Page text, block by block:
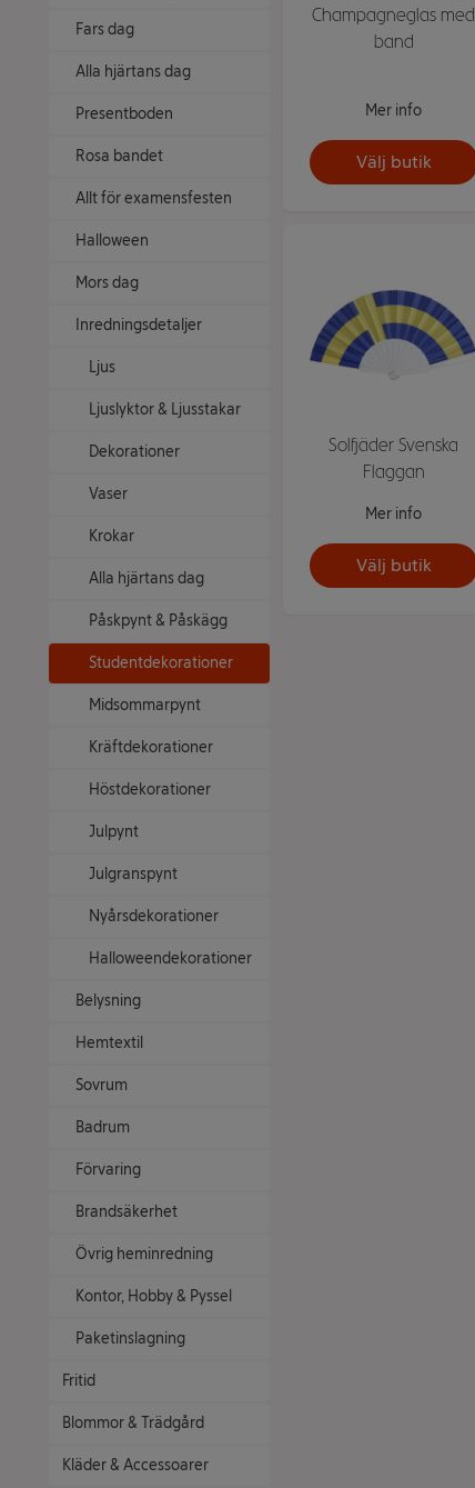
Fars dag
Alla hjärtans dag
Presentboden
Rosa bandet
Allt för examensfesten
Halloween
Mors dag
Inredningsdetaljer
Ljus
Ljuslyktor & Ljusstakar
Dekorationer
Vaser
Krokar
Alla hjärtans dag
Påskpynt & Påskägg
Studentdekorationer
Midsommarpynt
Kräftdekorationer
Höstdekorationer
Julpynt
Julgranspynt
Nyårsdekorationer
Halloweendekorationer
Belysning
Hemtextil
Sovrum
Badrum
Förvaring
Brandsäkerhet
Övrig heminredning
Kontor, Hobby & Pyssel
Paketinslagning
Fritid
Blommor & Trädgård
Kläder & Accessoarer
Champagneglas med
band
Mer info
Välj butik
Solfjäder Svenska
Flaggan
Mer info
Välj butik